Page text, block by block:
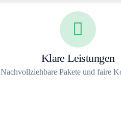
Klare Leistungen
Nachvollziehbare Pakete und faire